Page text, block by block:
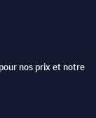
nos prix et notre